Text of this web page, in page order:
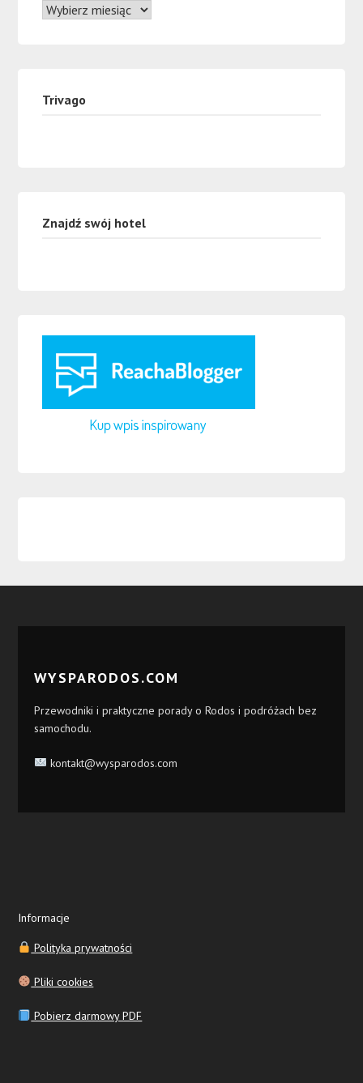
Trivago
Znajdź swój hotel
WYSPARODOS.COM
Przewodniki i praktyczne porady o Rodos i podróżach bez
samochodu.
kontakt@wysparodos.com
Informacje
Polityka prywatności
Pliki cookies
Pobierz darmowy PDF